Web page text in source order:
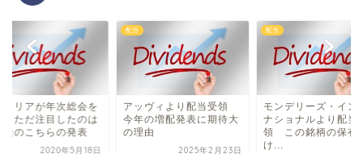
トリアが年次総会を
ただ注目したのは
後のこちらの発表
2020年5月18日
配当
アッヴィより配当受領
今年の増配発表に期待大
の理由
2025年2月23日
配当
モンデリーズ・イン
ナショナルより配当
領 この銘柄の保有
け...